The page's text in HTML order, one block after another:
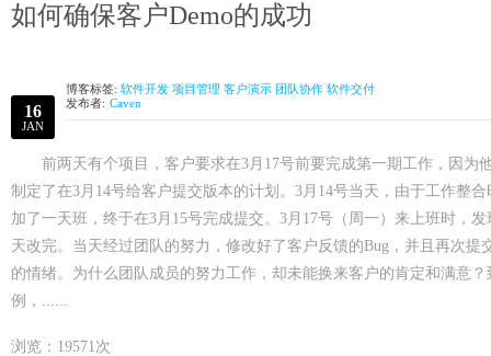
诺怀物业管理
造为新型物业公司
如何确保客户Demo的成功
16
JAN
发布者: Caven
博客标签: 软件开发 项目管理 客户演示 团队协作 软件交付
前两天有个项目，客户要求在3月17号前要完成第一期工作，因为
制定了在3月14号给客户提交版本的计划。3月14号当天，由于工作整
加了一天班，终于在3月15号完成提交。3月17号（周一）来上班时，
天改完。当天经过团队的努力，修改好了客户反馈的Bug，并且再次
的情绪。为什么团队成员的努力工作，却未能换来客户的肯定和满意
例，......
浏览：19571次